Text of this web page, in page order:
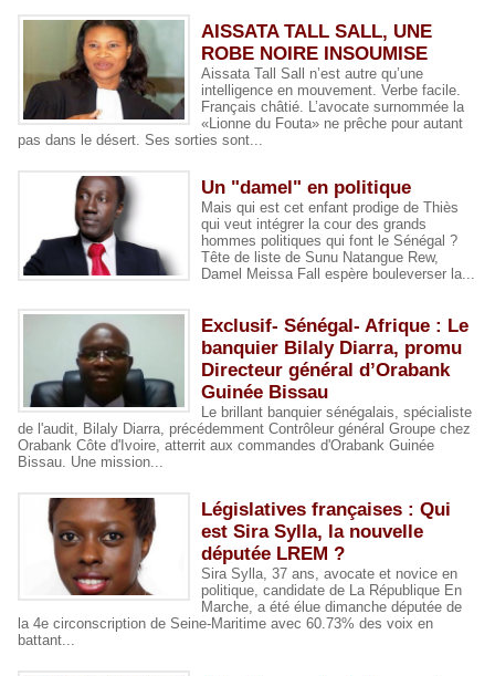
AISSATA TALL SALL, UNE
ROBE NOIRE INSOUMISE
Aissata Tall Sall n’est autre qu’une
intelligence en mouvement. Verbe facile.
Français châtié. L’avocate surnommée la
«Lionne du Fouta» ne prêche pour autant
pas dans le désert. Ses sorties sont...
Un "damel" en politique
Mais qui est cet enfant prodige de Thiès
qui veut intégrer la cour des grands
hommes politiques qui font le Sénégal ?
Tête de liste de Sunu Natangue Rew,
Damel Meissa Fall espère bouleverser la...
Exclusif- Sénégal- Afrique : Le
banquier Bilaly Diarra, promu
Directeur général d’Orabank
Guinée Bissau
Le brillant banquier sénégalais, spécialiste
de l'audit, Bilaly Diarra, précédemment Contrôleur général Groupe chez
Orabank Côte d'Ivoire, atterrit aux commandes d'Orabank Guinée
Bissau. Une mission...
Législatives françaises : Qui
est Sira Sylla, la nouvelle
députée LREM ?
Sira Sylla, 37 ans, avocate et novice en
politique, candidate de La République En
Marche, a été élue dimanche députée de
la 4e circonscription de Seine-Maritime avec 60.73% des voix en
battant...